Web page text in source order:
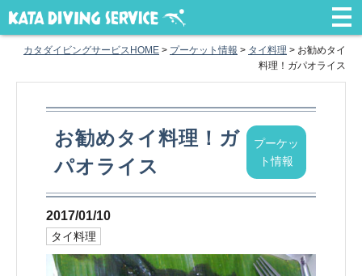
カタダイビングサービスHOME > プーケット情報 > タイ料理 > お勧めタイ
料理！ガパオライス
お勧めタイ料理！ガ
パオライス
プーケッ
ト情報
2017/01/10
タイ料理